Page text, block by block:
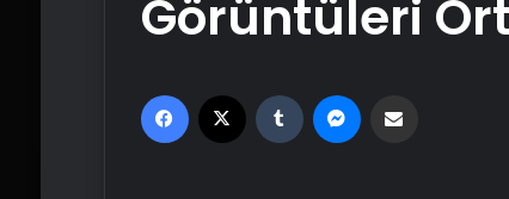
Görüntüleri
Facebook Tumblr